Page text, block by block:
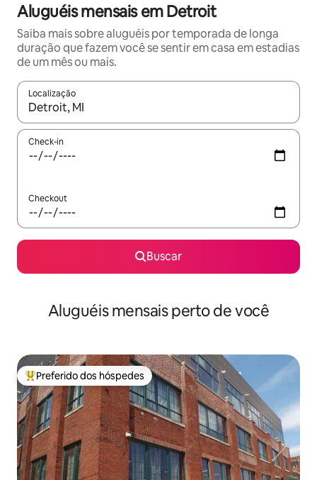
Aluguéis mensais em Detroit
Saiba mais sobre aluguéis por temporada de longa
duração que fazem você se sentir em casa em estadias
de um mês ou mais.
Localização
Quando os resultados estiverem disponíveis, explore-os
Check-in
Checkout
Buscar
Aluguéis mensais perto de você
Entre os melhores preferidos dos hóspedes
Preferido dos hóspedes